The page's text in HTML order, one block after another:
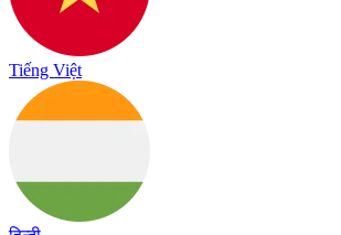
Tiếng Việt